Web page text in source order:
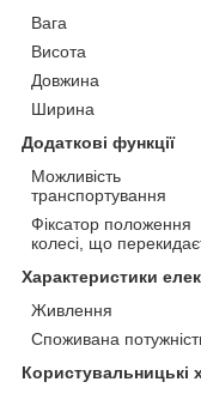
Вага
Висота
Довжина
Ширина
Додаткові функції
Можливість
транспортування
Фіксатор положення
колесі, що
Характеристики
Живлення
Споживана
Користувальницькі